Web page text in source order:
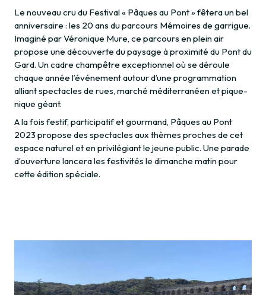
Le nouveau cru du Festival « Pâques au Pont » fêtera un bel
anniversaire : les 20 ans du parcours Mémoires de garrigue.
Imaginé par Véronique Mure, ce parcours en plein air
propose une découverte du paysage à proximité du Pont du
Gard. Un cadre champêtre exceptionnel où se déroule
chaque année l’événement autour d’une programmation
alliant spectacles de rues, marché méditerranéen et pique-
nique géant.
A la fois festif, participatif et gourmand, Pâques au Pont
2023 propose des spectacles aux thèmes proches de cet
espace naturel et en privilégiant le jeune public. Une parade
d’ouverture lancera les festivités le dimanche matin pour
cette édition spéciale.